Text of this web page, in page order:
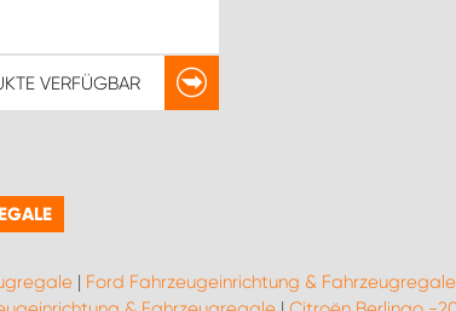
VERFÜGBAR
| Ford Fahrzeugeinrichtung & Fahrzeugregale